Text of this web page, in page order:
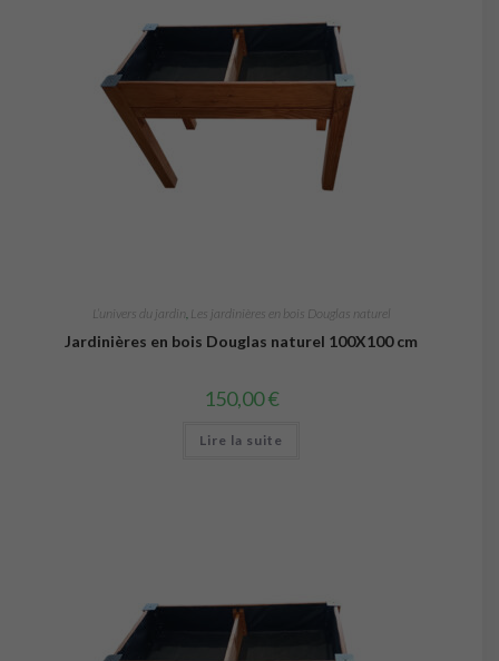
L’univers du jardin, Les jardinières en bois Douglas naturel
Jardinières en bois Douglas naturel 100X100 cm
150,00€
Lire la suite